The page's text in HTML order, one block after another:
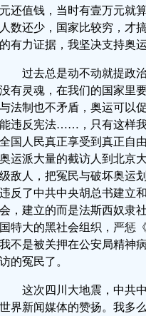
元还值钱，当时有壹万元就
人数还少，国家比较穷，才
的有力证据，我坚决支持奥
过去总是动不动就提政
没有灵魂，在我们的国家里
与法制也不矛盾，奥运可以
能违反宪法……，只有这样我
全国人民真正享受到真正自
奥运派大量的截访人到北京
级敌人，把冤民与破坏奥运
违反了中共中央胡总书建立
会，建立的而是法斯西奴隶
国特大的黑社会组织，严惩
我不是被关押在公安局精神
访的冤民了。
这次四川大地震，中共
世界新闻媒体的赞扬。我多